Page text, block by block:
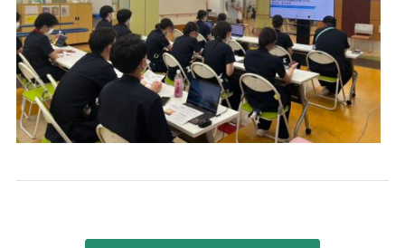
福利厚生
病院機能評価の認定
掲示事項
栄養科
リハビリテーション科